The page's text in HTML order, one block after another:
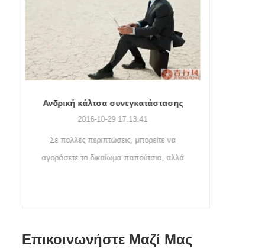
Προσαρμοσμένη της εταιρείας
σας ή το λογότυπο της
Συμβουλές καθαρισμού κάλτσας
2019-11-18 16:36:11
Βήματα για την πλύση των κάλτσες: 1. Όταν
τοοι κάλτσες αφαιρούνται, πλένονται
Επικοινωνήστε Μαζί Μας